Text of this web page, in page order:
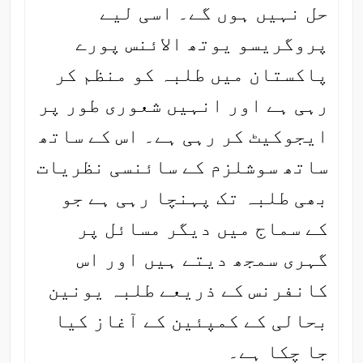
حل نہیں ہوں گے۔ اسی لیے
پروگریسو یوتھ الائنس پورے
پاکستان میں طلبہ کو منظم کر
رہی ہے اور انہیں شعوری طور پر
ایجوکیٹ کر رہی ہے۔ اس کے ساتھ
ساتھ سوشلزم کے سائنسی نظریات
بھی طلبہ تک پہنچا رہی ہے جو
کے سماج میں دیگر مسائل پر
گہری سمجھ دیتے ہیں اور اس
کانفرنس کے ذریعے طلبہ یونین
بحالی کے کمپئین کے آغاز کیا
جا چکا ہے۔